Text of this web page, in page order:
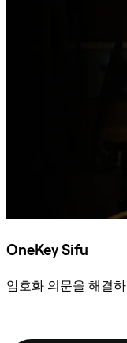
OneKey Sifu
암호화 의문을 해결